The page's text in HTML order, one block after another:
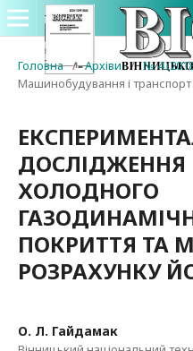
Головна / Архіви / № 4
Машинобудування і транспорт
ДОСЛІДЖЕННЯ
ХОЛОДНОГО
ПОКРИТТЯ ТА
РОЗРАХУНКУ
О. Л. Гайдамак